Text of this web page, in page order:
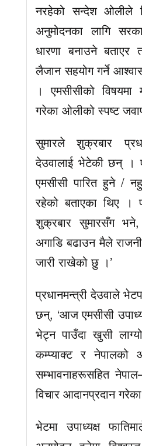
नरहेको सन्देश ओलीले
अनुमोदनका लागि
धारणा बनाउने बताएर
लैजान सहयोग गर्ने
। एमसीसीको
गरेका ओलीको स्पष्ट
सुमारले शुक्रबार
देउवालाई भेटेकी छन् ।
एमसीसी पारित हुने /
रहेको बताएका थिए ।
शुक्रबार सुमारसँग भने,
अगाडि बढाउन मैले
जारी राखेको छु ।’
प्रधानमन्त्री देउवाले
छन्, ‘आज एमसीसी
भेट्न पाउँदा खुसी
कम्प्याक्ट र नेपालको
सम्भावनाहरूसहित
विचार आदानप्रदान
भेटमा उपाध्यक्ष